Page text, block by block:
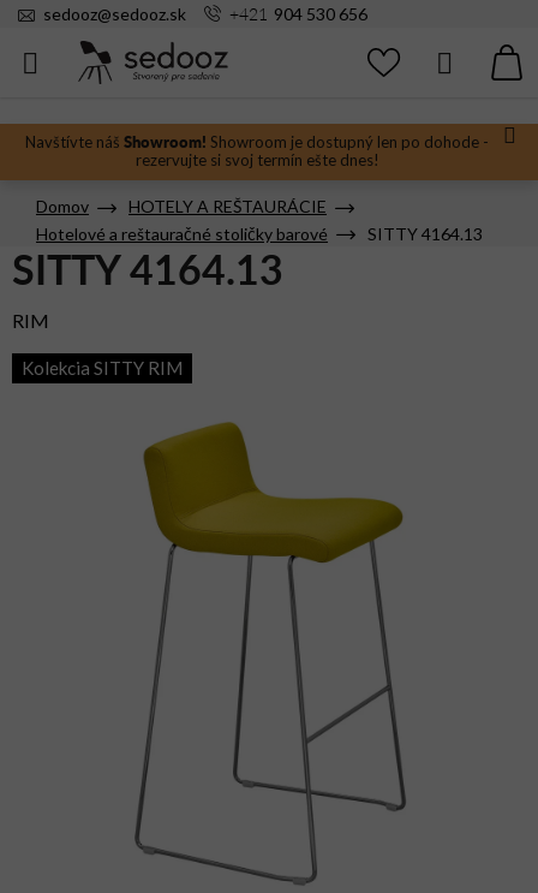
Prejsť
Navštívte náš Showroom! Showroom je dostupný len po dohode -
rezervujte si svoj termín ešte dnes!
sedooz@sedooz.sk +421 904 530 656
Hľadať
Domov
HOTELY A REŠTAURÁCIE
Hotelové a reštauračné stoličky barové
SITTY 4164.13
SITTY 4164.13
RIM
Kolekcia SITTY RIM